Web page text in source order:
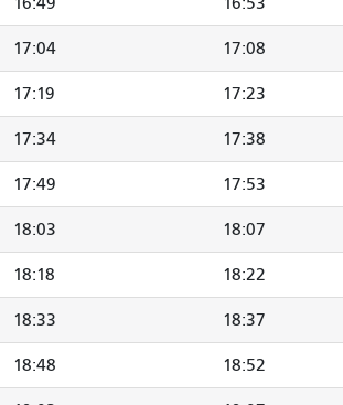
17:04 17:08
17:19 17:23
17:34 17:38
17:49 17:53
18:03 18:07
18:18 18:22
18:33 18:37
18:48 18:52